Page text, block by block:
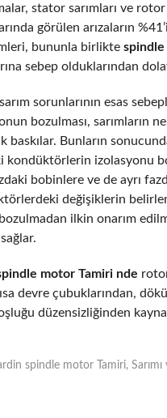
stator sarımları ve
görülen arızaların
bununla birlikte
sebep olduklarından
sorunlarının esas
bozulması, sarımların
baskılar. Bunların
kondüktörlerin izolasyonu
bobinlere ve de ayrı
değişiklerin
bozulmadan ilkin onarım
motor Tamiri nde
devre çubuklarından,
düzensizliğinden
spindle motor Tamiri, Sarımı